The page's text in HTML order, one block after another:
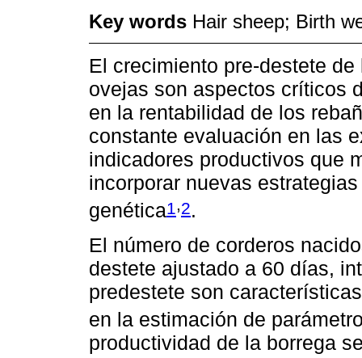
Key words Hair sheep; Birth
El crecimiento pre-destete
ovejas son aspectos críticos
en la rentabilidad de los
constante evaluación en las
indicadores productivos que
incorporar nuevas
genética1 ,2.
El número de corderos
destete ajustado a 60 días,
predestete son
en la estimación de
productividad de la borrega